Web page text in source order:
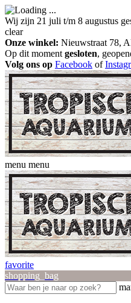
Wij zijn 21 juli t/m 8 augustus
clear
Onze winkel: Nieuwstraat 78,
Op dit moment gesloten,
Volg ons op Facebook of
menu menu
favorite
shopping_bag